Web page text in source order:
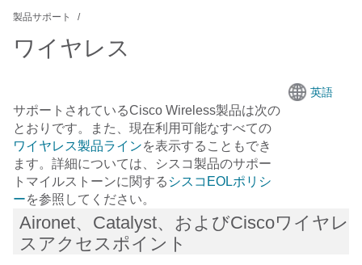
製品サポート
ワイヤレス
英語
サポートされているCisco Wireless製品は次の
とおりです。また、現在利用可能なすべての
ワイヤレス製品ラインを表示することもでき
ます。詳細については、シスコ製品のサポー
トマイルストーンに関する シスコEOLポリシ
ーを参照してください。
Aironet、Catalyst、およびCiscoワイヤレ
スアクセスポイント